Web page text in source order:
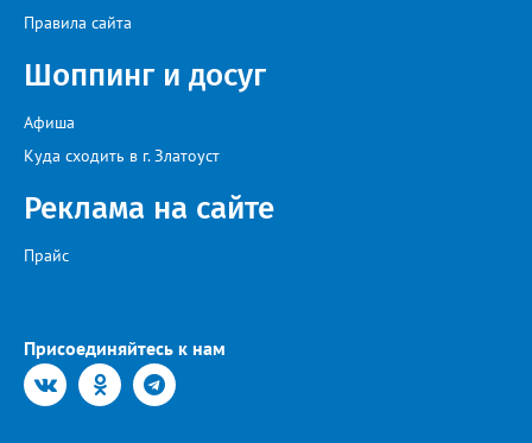
Правила сайта
Шоппинг и досуг
Афиша
Куда сходить в г. Златоуст
Реклама на сайте
Прайс
Присоединяйтесь к нам